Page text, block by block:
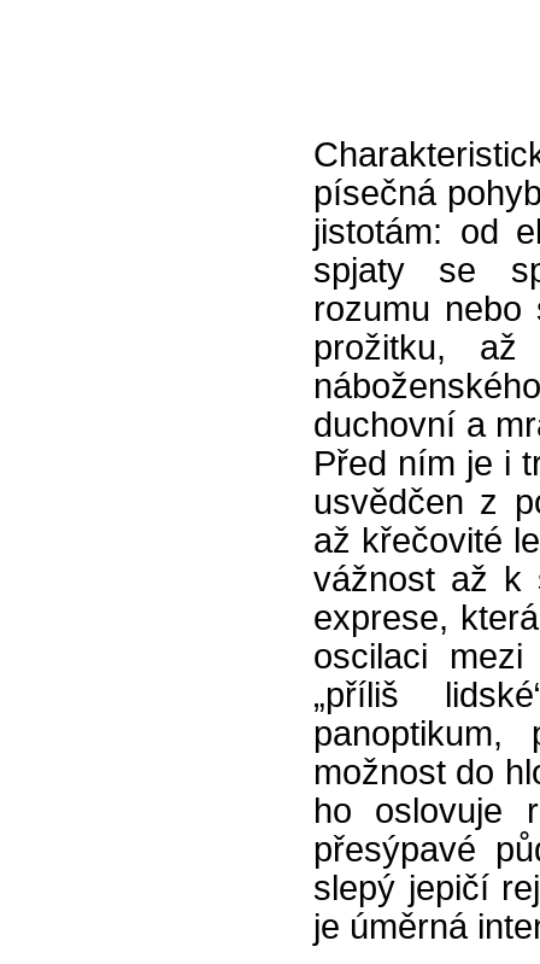
písečná
jistotám: od
spjaty se
rozumu nebo
prožitku,
duchovní a
Před ním je i
usvědčen z
až křečovité
vážnost až k
exprese,
oscilaci
„příliš
možnost do
ho oslovuje
přesýpavé
slepý jepičí
je úměrná